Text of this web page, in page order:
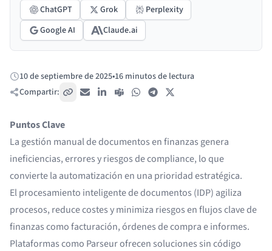
ChatGPT
Grok
Perplexity
Google AI
Claude.ai
Publicado:
10 de septiembre de 2025•16 minutos de lectura
Compartir:
Copiar enlace
Correo electrónico
LinkedIn
Teams WhatsAppTelegram
Puntos Clave
La gestión manual de documentos en finanzas genera
ineficiencias, errores y riesgos de compliance, lo que
convierte la automatización en una prioridad estratégica.
El procesamiento inteligente de documentos (IDP) agiliza
procesos, reduce costes y minimiza riesgos en flujos clave de
finanzas como facturación, órdenes de compra e informes.
Plataformas como Parseur ofrecen soluciones sin código